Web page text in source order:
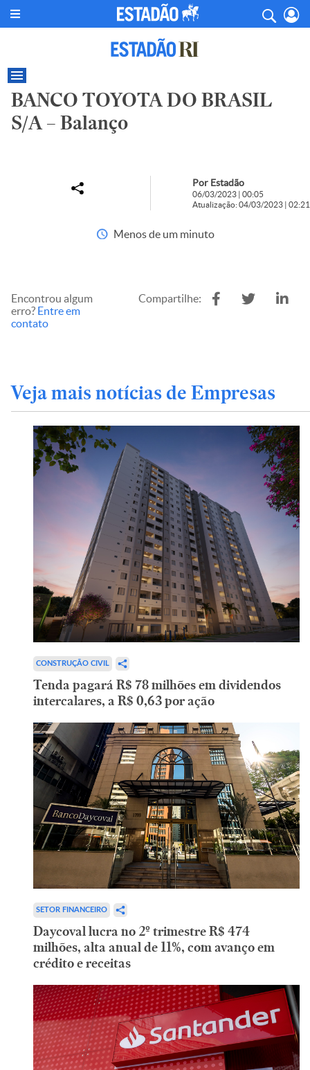
BANCO TOYOTA DO BRASIL
S/A – Balanço
Por Estadão
06/03/2023 | 00:05
Atualização: 04/03/2023 | 02:21
Menos de um minuto
Encontrou algum
erro? Entre em
contato
Compartilhe:
Veja mais notícias de Empresas
CONSTRUÇÃO CIVIL
Tenda pagará R$ 78 milhões em dividendos
intercalares, a R$ 0,63 por ação
SETOR FINANCEIRO
Daycoval lucra no 2º trimestre R$ 474
milhões, alta anual de 11%, com avanço em
crédito e receitas